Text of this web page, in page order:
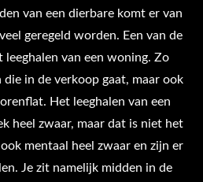
van een dierbare komt er van
geregeld worden. Een van de
leeghalen van een woning. Zo
in de verkoop gaat, maar ook
Het leeghalen van een
heel zwaar, maar dat is niet het
mentaal heel zwaar en zijn er
Je zit namelijk midden in de